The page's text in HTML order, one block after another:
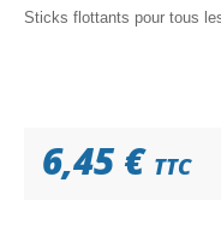
Sticks flottants pour tous
6,45 € TTC